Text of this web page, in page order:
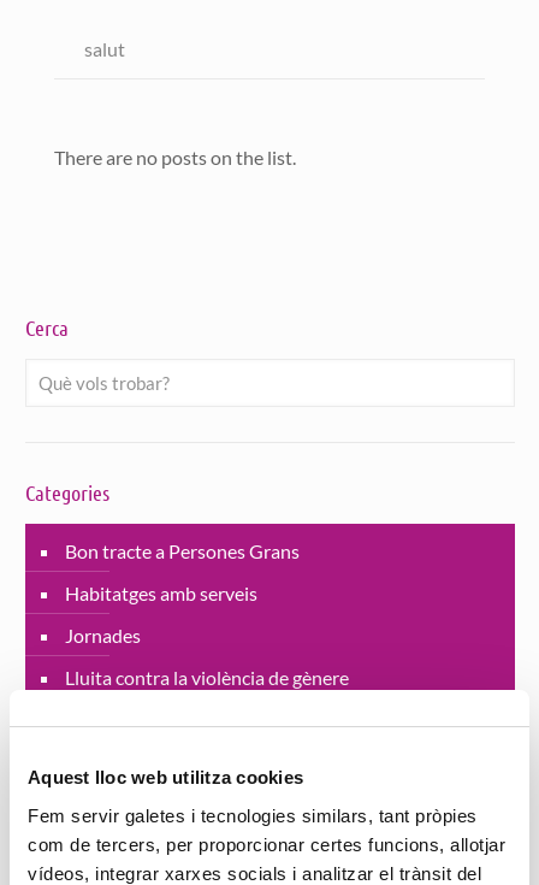
Aquest lloc web utilitza cookies
Fem servir galetes i tecnologies similars, tant pròpies
com de tercers, per proporcionar certes funcions, allotjar
vídeos, integrar xarxes socials i analitzar el trànsit del
salut
There are no posts on the list.
Cerca
Categories
Bon tracte a Persones Grans
Habitatges amb serveis
Jornades
Lluita contra la violència de gènere
SAD Servei Assistència Domiciliària
salut